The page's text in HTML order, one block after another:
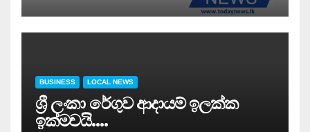
BUSINESS LOCAL NEWS
ශ්‍රී ලංකා රේගුව ආදායම් ඉලක්ක
ඉක්මවයි….